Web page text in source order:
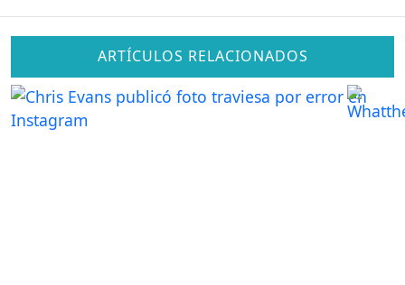
ARTÍCULOS RELACIONADOS